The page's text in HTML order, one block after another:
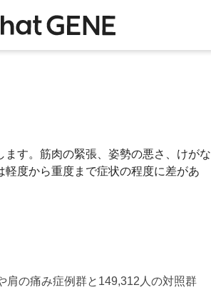
す。筋肉の緊張、姿勢の悪さ、けがな
度から重度まで症状の程度に差があ
肩の痛み症例群と149,312人の対照群